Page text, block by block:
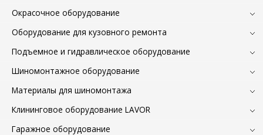
Окрасочное оборудование
Оборудование для кузовного ремонта
Подъемное и гидравлическое оборудование
Шиномонтажное оборудование
Материалы для шиномонтажа
Клининговое оборудование LAVOR
Гаражное оборудование